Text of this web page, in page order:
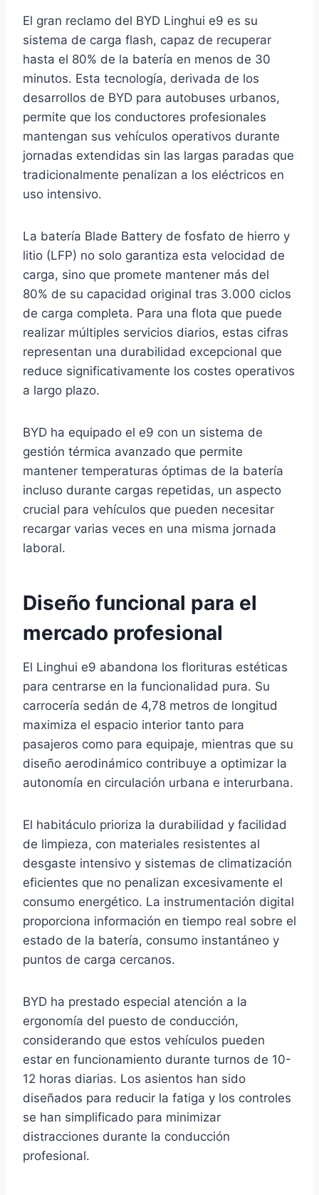
El gran reclamo del BYD Linghui e9 es su
sistema de carga flash, capaz de recuperar
hasta el 80% de la batería en menos de 30
minutos. Esta tecnología, derivada de los
desarrollos de BYD para autobuses urbanos,
permite que los conductores profesionales
mantengan sus vehículos operativos durante
jornadas extendidas sin las largas paradas que
tradicionalmente penalizan a los eléctricos en
uso intensivo.
La batería Blade Battery de fosfato de hierro y
litio (LFP) no solo garantiza esta velocidad de
carga, sino que promete mantener más del
80% de su capacidad original tras 3.000 ciclos
de carga completa. Para una flota que puede
realizar múltiples servicios diarios, estas cifras
representan una durabilidad excepcional que
reduce significativamente los costes operativos
a largo plazo.
BYD ha equipado el e9 con un sistema de
gestión térmica avanzado que permite
mantener temperaturas óptimas de la batería
incluso durante cargas repetidas, un aspecto
crucial para vehículos que pueden necesitar
recargar varias veces en una misma jornada
laboral.
Diseño funcional para el
mercado profesional
El Linghui e9 abandona los florituras estéticas
para centrarse en la funcionalidad pura. Su
carrocería sedán de 4,78 metros de longitud
maximiza el espacio interior tanto para
pasajeros como para equipaje, mientras que su
diseño aerodinámico contribuye a optimizar la
autonomía en circulación urbana e interurbana.
El habitáculo prioriza la durabilidad y facilidad
de limpieza, con materiales resistentes al
desgaste intensivo y sistemas de climatización
eficientes que no penalizan excesivamente el
consumo energético. La instrumentación digital
proporciona información en tiempo real sobre el
estado de la batería, consumo instantáneo y
puntos de carga cercanos.
BYD ha prestado especial atención a la
ergonomía del puesto de conducción,
considerando que estos vehículos pueden
estar en funcionamiento durante turnos de 10-
12 horas diarias. Los asientos han sido
diseñados para reducir la fatiga y los controles
se han simplificado para minimizar
distracciones durante la conducción
profesional.